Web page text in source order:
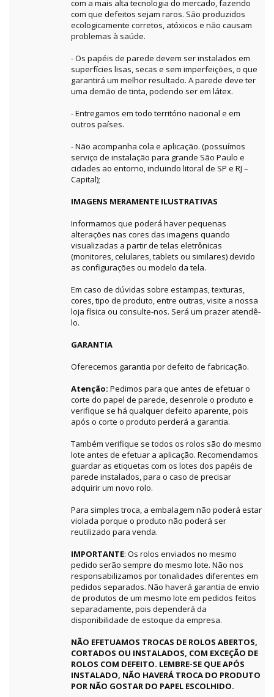
com a mais alta tecnologia do mercado, fazendo
com que defeitos sejam raros. São produzidos
ecologicamente corretos, atóxicos e não causam
problemas à saúde.
- Os papéis de parede devem ser instalados em
superfícies lisas, secas e sem imperfeições, o que
garantirá um melhor resultado. A parede deve ter
uma demão de tinta, podendo ser em látex.
- Entregamos em todo território nacional e em
outros países.
- Não acompanha cola e aplicação. (possuímos
serviço de instalação para grande São Paulo e
cidades ao entorno, incluindo litoral de SP e RJ –
Capital);
IMAGENS MERAMENTE ILUSTRATIVAS
Informamos que poderá haver pequenas
alterações nas cores das imagens quando
visualizadas a partir de telas eletrônicas
(monitores, celulares, tablets ou similares) devido
as configurações ou modelo da tela.
Em caso de dúvidas sobre estampas, texturas,
cores, tipo de produto, entre outras, visite a nossa
loja física ou consulte-nos. Será um prazer atendê-
lo.
GARANTIA
Oferecemos garantia por defeito de fabricação.
Atenção: Pedimos para que antes de efetuar o
corte do papel de parede, desenrole o produto e
verifique se há qualquer defeito aparente, pois
após o corte o produto perderá a garantia.
Também verifique se todos os rolos são do mesmo
lote antes de efetuar a aplicação. Recomendamos
guardar as etiquetas com os lotes dos papéis de
parede instalados, para o caso de precisar
adquirir um novo rolo.
Para simples troca, a embalagem não poderá estar
violada porque o produto não poderá ser
reutilizado para venda.
IMPORTANTE: Os rolos enviados no mesmo
pedido serão sempre do mesmo lote. Não nos
responsabilizamos por tonalidades diferentes em
pedidos separados. Não haverá garantia de envio
de produtos de um mesmo lote em pedidos feitos
separadamente, pois dependerá da
disponibilidade de estoque da empresa.
NÃO EFETUAMOS TROCAS DE ROLOS ABERTOS,
CORTADOS OU INSTALADOS, COM EXCEÇÃO DE
ROLOS COM DEFEITO. LEMBRE-SE QUE APÓS
INSTALADO, NÃO HAVERÁ TROCA DO PRODUTO
POR NÃO GOSTAR DO PAPEL ESCOLHIDO.